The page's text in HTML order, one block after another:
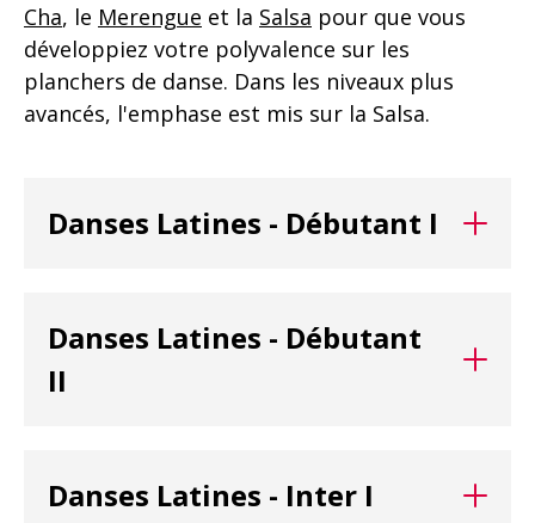
Cha, le Merengue et la Salsa pour que vous
développiez votre polyvalence sur les
planchers de danse. Dans les niveaux plus
avancés, l'emphase est mis sur la Salsa.
Danses Latines - Débutant I
n’ont jamais dansé ou très peu. Au cours de
votre session, vous apprendrez les pas, les
tours et les déplacements de base en
entre une danse par rapport à l’autre.
Danses Latines - Débutant
II
Danses Latines - Inter I